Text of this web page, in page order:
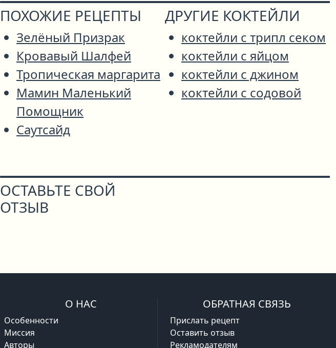
ПОХОЖИЕ РЕЦЕПТЫ
Зелёный Призрак
Кровавый Шалфей
Тропическая маргарита
Мамин Маленький
Помощник
Саутсайд
ДРУГИЕ КОКТЕЙЛИ
коктейли с трипл секом
коктейли с яйцом
коктейли с джином
коктейли с содовой
ОСТАВЬТЕ СВОЙ
ОТЗЫВ
О НАС
Особенности
Миссия
Авторы
ОБРАТНАЯ СВЯЗЬ
Прислать рецепт
Оставить отзыв
Рекламодателям